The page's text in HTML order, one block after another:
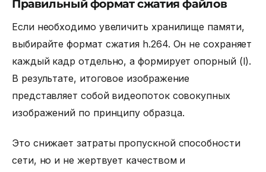
Правильный формат сжатия файлов
Если необходимо увеличить хранилище памяти,
выбирайте формат сжатия h.264. Он не сохраняет
каждый кадр отдельно, а формирует опорный (I).
В результате, итоговое изображение
представляет собой видеопоток совокупных
изображений по принципу образца.
Это снижает затраты пропускной способности
сети, но и не жертвует качеством и